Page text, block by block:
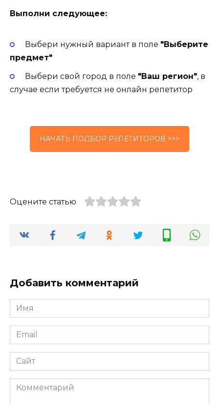
Выполни следующее:
Выбери нужный вариант в поле "Выберите
предмет"
Выбери свой город в поле "Ваш регион", в
случае если требуется не онлайн репетитор
НАЧАТЬ ПОДБОР РЕПЕТИТОРОВ >>>
Оцените статью
Добавить комментарий
Имя
*
Email
*
Сайт
Комментарий